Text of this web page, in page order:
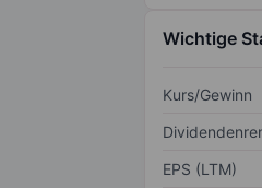
Wichtige
Kurs/Gewinn
EPS (LTM)